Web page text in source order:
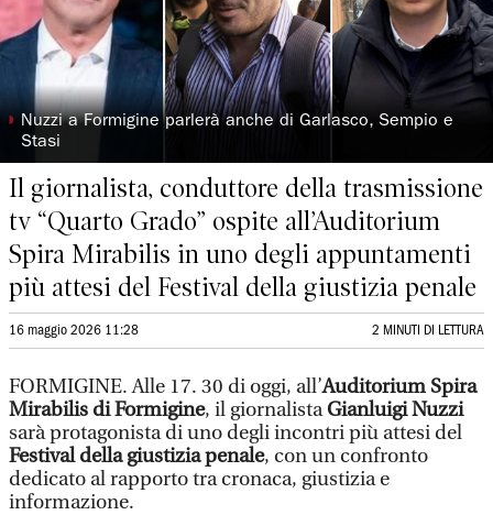
◗ Nuzzi a Formigine parlerà anche di Garlasco, Sempio e
Stasi
Il giornalista, conduttore della trasmissione
tv “Quarto Grado” ospite all’Auditorium
Spira Mirabilis in uno degli appuntamenti
più attesi del Festival della giustizia penale
16 maggio 2026 11:28 2 MINUTI DI LETTURA
FORMIGINE. Alle 17. 30 di oggi, all’Auditorium Spira
Mirabilis di Formigine, il giornalistaGianluigi Nuzzi
sarà protagonista di uno degli incontri più attesi del
Festival della giustizia penale, con un confronto
dedicato al rapporto tra cronaca, giustizia e
informazione.